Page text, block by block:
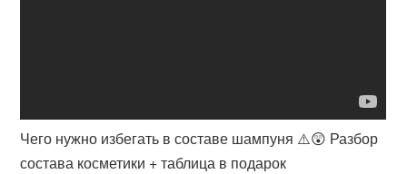
Чего нужно избегать в составе шампуня ⚠️😲 Разбор
состава косметики + таблица в подарок